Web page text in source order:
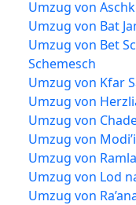
Umzug von
Umzug von Bat
Umzug von Bet
Schemesch
Umzug von Kfar
Umzug von
Umzug von
Umzug von
Umzug von
Umzug von Lod
Umzug von